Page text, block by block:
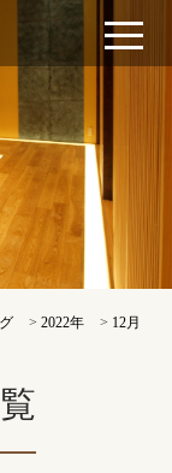
>2022年 > 12月